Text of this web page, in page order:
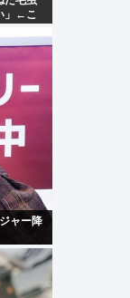
」←こ
ャー降